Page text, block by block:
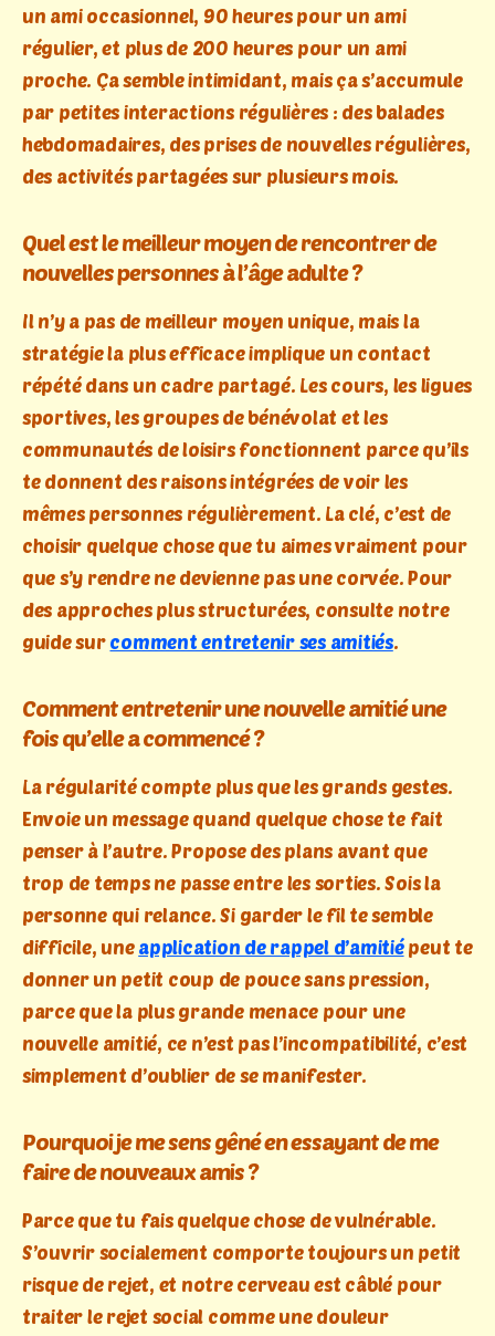
un ami occasionnel, 90 heures pour un ami
régulier, et plus de 200 heures pour un ami
proche. Ça semble intimidant, mais ça s’accumule
par petites interactions régulières : des balades
hebdomadaires, des prises de nouvelles régulières,
des activités partagées sur plusieurs mois.
Quel est le meilleur moyen de rencontrer de
nouvelles personnes à l’âge adulte ?
Il n’y a pas de meilleur moyen unique, mais la
stratégie la plus efficace implique un contact
répété dans un cadre partagé. Les cours, les ligues
sportives, les groupes de bénévolat et les
communautés de loisirs fonctionnent parce qu’ils
te donnent des raisons intégrées de voir les
mêmes personnes régulièrement. La clé, c’est de
choisir quelque chose que tu aimes vraiment pour
que s’y rendre ne devienne pas une corvée. Pour
des approches plus structurées, consulte notre
guide sur comment entretenir ses amitiés.
Comment entretenir une nouvelle amitié une
fois qu’elle a commencé ?
La régularité compte plus que les grands gestes.
Envoie un message quand quelque chose te fait
penser à l’autre. Propose des plans avant que
trop de temps ne passe entre les sorties. Sois la
personne qui relance. Si garder le fil te semble
difficile, une application de rappel d’amitiépeut te
donner un petit coup de pouce sans pression,
parce que la plus grande menace pour une
nouvelle amitié, ce n’est pas l’incompatibilité, c’est
simplement d’oublier de se manifester.
Pourquoi je me sens gêné en essayant de me
faire de nouveaux amis ?
Parce que tu fais quelque chose de vulnérable.
S’ouvrir socialement comporte toujours un petit
risque de rejet, et notre cerveau est câblé pour
traiter le rejet social comme une douleur